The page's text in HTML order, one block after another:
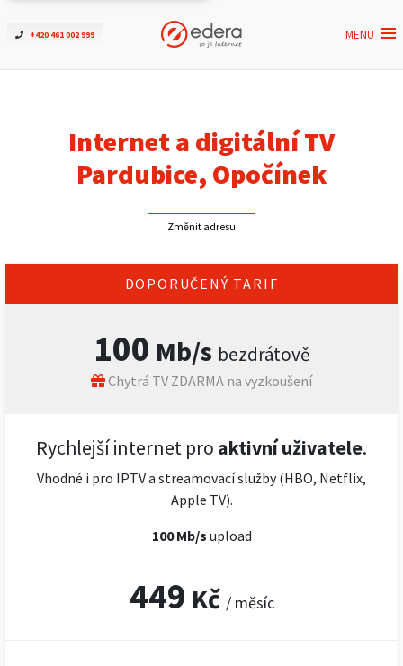
+420 461 002 999 MENU
Ověřit dostupnost
ČEZNET TV
Pro firmy
Internet a digitální TV
Pardubice, Opočínek
Změnit adresu
DOPORUČENÝ TARIF
100 Mb/s bezdrátově
Chytrá TV ZDARMA na vyzkoušení
Rychlejší internet pro aktivní uživatele.
Vhodné i pro IPTV a streamovací služby (HBO, Netflix,
Apple TV).
100 Mb/s upload
449 Kč / měsíc